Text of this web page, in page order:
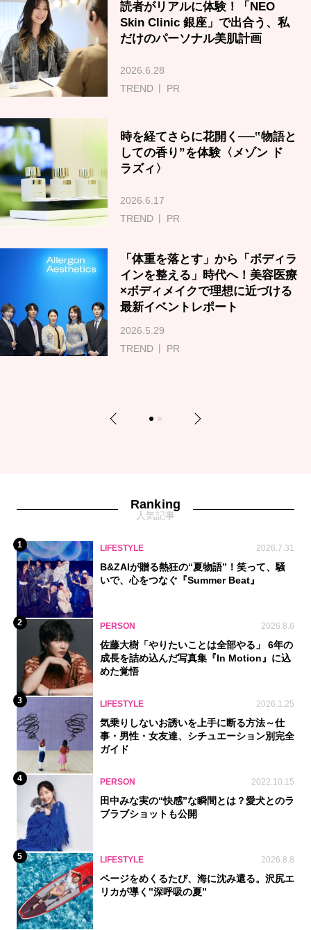
読者がリアルに体験！「NEO
Skin Clinic 銀座」で出合う、私
だけのパーソナル美肌計画
2026.6.28
TREND
PR
時を経てさらに花開く──‟物語と
しての香り”を体験〈メゾン ド
ラズィ〉
2026.6.17
TREND
PR
「体重を落とす」から「ボディラ
インを整える」時代へ！美容医療
×ボディメイクで理想に近づける
最新イベントレポート
2026.5.29
TREND
PR
Previous 1 2 Next
Ranking
人気記事
1 LIFESTYLE 2026.7.31
B&ZAIが贈る熱狂の“夏物語”！笑って、騒
いで、心をつなぐ『Summer Beat』
2 PERSON 2026.8.6
佐藤大樹「やりたいことは全部やる」 6年の
成長を詰め込んだ写真集『In Motion』に込
めた覚悟
3 LIFESTYLE 2026.1.25
気乗りしないお誘いを上手に断る方法～仕
事・男性・女友達、シチュエーション別完全
ガイド
4 PERSON 2022.10.15
田中みな実の“快感”な瞬間とは？愛犬とのラ
ブラブショットも公開
5 LIFESTYLE 2026.8.8
ページをめくるたび、海に沈み還る。沢尻エ
リカが導く‟深呼吸の夏”